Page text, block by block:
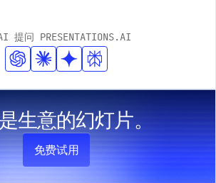
提问 PRESENTATIONS.AI
生意的幻灯片。
免费试用